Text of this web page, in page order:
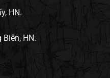
HN.
HN.